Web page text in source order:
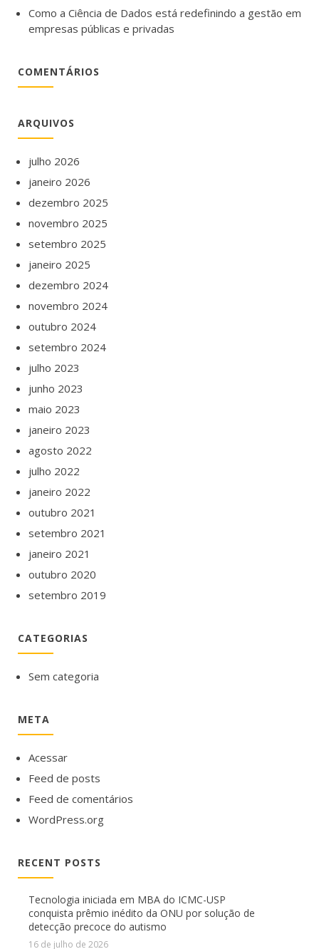
Como a Ciência de Dados está redefinindo a gestão em
empresas públicas e privadas
COMENTÁRIOS
ARQUIVOS
julho 2026
janeiro 2026
dezembro 2025
novembro 2025
setembro 2025
janeiro 2025
dezembro 2024
novembro 2024
outubro 2024
setembro 2024
julho 2023
junho 2023
maio 2023
janeiro 2023
agosto 2022
julho 2022
janeiro 2022
outubro 2021
setembro 2021
janeiro 2021
outubro 2020
setembro 2019
CATEGORIAS
Sem categoria
META
Acessar
Feed de posts
Feed de comentários
WordPress.org
RECENT POSTS
Tecnologia iniciada em MBA do ICMC-USP
conquista prêmio inédito da ONU por solução de
detecção precoce do autismo
16 de julho de 2026